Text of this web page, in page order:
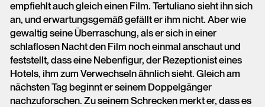
empfiehlt auch gleich einen Film. Tertuliano sieht ihn sich
an, und erwartungsgemäß gefällt er ihm nicht. Aber wie
gewaltig seine Überraschung, als er sich in einer
schlaflosen Nacht den Film noch einmal anschaut und
feststellt, dass eine Nebenfigur, der Rezeptionist eines
Hotels, ihm zum Verwechseln ähnlich sieht. Gleich am
nächsten Tag beginnt er seinem Doppelgänger
nachzuforschen. Zu seinem Schrecken merkt er, dass es